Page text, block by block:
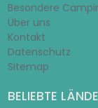
Besondere
Über uns
Kontakt
Datenschutz
Sitemap
BELIEBTE